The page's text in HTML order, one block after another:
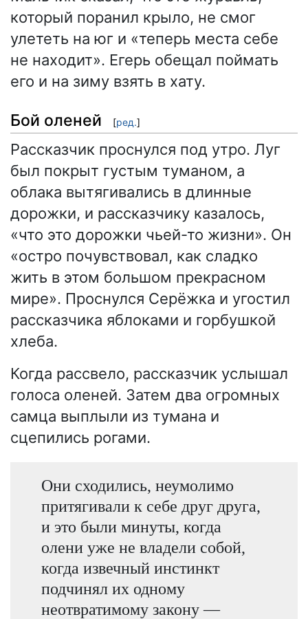
который поранил крыло, не смог
улететь на юг и «теперь места себе
не находит». Егерь обещал поймать
его и на зиму взять в хату.
Бой оленей [ред.]
Рассказчик проснулся под утро. Луг
был покрыт густым туманом, а
облака вытягивались в длинные
дорожки, и рассказчику казалось,
«что это дорожки чьей-то жизни». Он
«остро почувствовал, как сладко
жить в этом большом прекрасном
мире». Проснулся Серёжка и угостил
рассказчика яблоками и горбушкой
хлеба.
Когда рассвело, рассказчик услышал
голоса оленей. Затем два огромных
самца выплыли из тумана и
сцепились рогами.
Они сходились, неумолимо
притягивали к себе друг друга,
и это были минуты, когда
олени уже не владели собой,
когда извечный инстинкт
подчинял их одному
неотвратимому закону —